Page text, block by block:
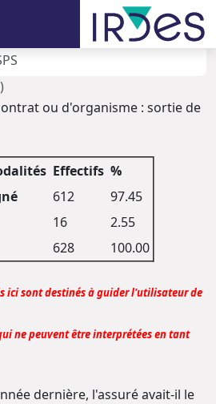
ou d'organisme : sortie de
Effectifs %
612
97.45
16
2.55
628 100.00
ici sont destinés à guider l'utilisateur de
ne peuvent être interprétées en tant
dernière, l'assuré avait-il le